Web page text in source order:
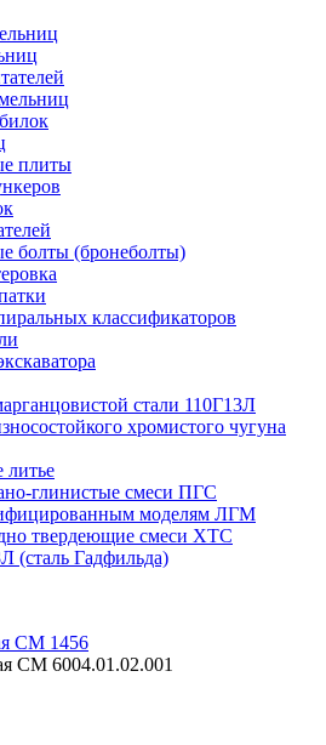
плиты
болты (бронеболты)
классификаторов
стали 110Г13Л
хромистого чугуна
литье
глинистые смеси ПГС
моделям ЛГМ
твердеющие смеси ХТС
(сталь Гадфильда)
СМ 1456
СМ 6004.01.02.001